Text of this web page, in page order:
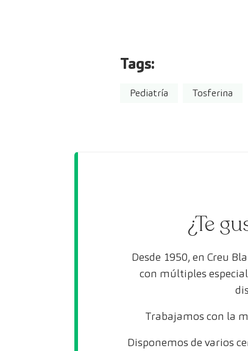
Tags:
Pediatría Tosferina
¿Te
Desde 1950, en Creu
con múltiples
Trabajamos con la
Disponemos de varios